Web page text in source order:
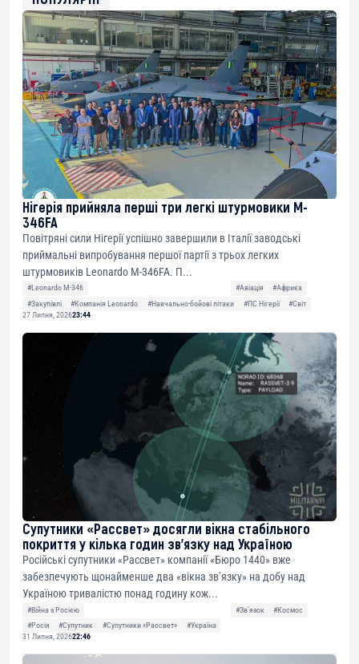
Нігерія прийняла перші три легкі штурмовики M-
346FA
Повітряні сили Нігерії успішно завершили в Італії заводські
приймальні випробування першої партії з трьох легких
штурмовиків Leonardo M-346FA. П...
#Leonardo M-346 #Авіація
#Африка
#Закупівлі
#Компанія Leonardo #Навчально-бойові літаки #ПС Нігерії
#Світ
27 Липня, 202623:44
Супутники «Рассвет» досягли вікна стабільного
покриття у кілька годин зв’язку над Україною
Російські супутники «Рассвет» компанії «Бюро 1440» вже
забезпечують щонайменше два «вікна зв’язку» на добу над
Україною тривалістю понад годину кож...
#Війна з Росією #Звʼязок
#Космос
#Росія
#Супутник #Супутники «Рассвет»
#Україна
31 Липня, 202622:46